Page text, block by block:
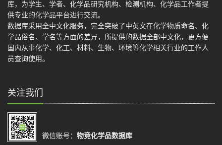
库，为学生、学者、化学品研究机构、检测机构、化学品工作者提
供专业的化学品平台进行交流。
数据库采用全中文化服务，完全突破了中英文在化学物质命名、化
学品俗名、学名等方面的差异，所提供的数据全部中文化，更方便
国内从事化学、化工、材料、生物、环境等化学相关行业的工作人
员查询使用。
关注我们
微信账号： 物竞化学品数据库